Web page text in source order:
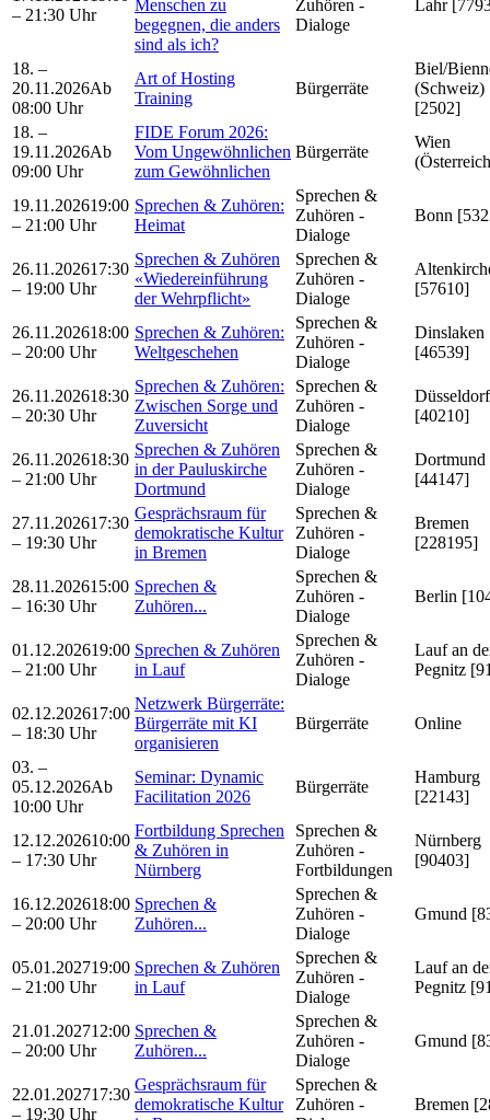
– 21:30 Uhr
Menschen zu
begegnen, die anders
sind als ich?
Zuhören -
Dialoge
Lahr
18. –
20.11.2026Ab
08:00 Uhr
Art of Hosting
Training
Bürgerräte
Biel/
(Schweiz)
[2502]
18. –
19.11.2026Ab
09:00 Uhr
FIDE Forum 2026:
Vom Ungewöhnlichen
zum Gewöhnlichen
Bürgerräte
Wien
19.11.202619:00
– 21:00 Uhr
Sprechen & Zuhören:
Heimat
Sprechen &
Zuhören -
Dialoge
Bonn
26.11.202617:30
– 19:00 Uhr
Sprechen & Zuhören
«Wiedereinführung
der Wehrpflicht»
Sprechen &
Zuhören -
Dialoge
[57610]
26.11.202618:00
– 20:00 Uhr
Sprechen & Zuhören:
Weltgeschehen
Sprechen &
Zuhören -
Dialoge
Dinslaken
[46539]
26.11.202618:30
– 20:30 Uhr
Sprechen & Zuhören:
Zwischen Sorge und
Zuversicht
Sprechen &
Zuhören -
Dialoge
Düsseldorf
[40210]
26.11.202618:30
– 21:00 Uhr
Sprechen & Zuhören
in der Pauluskirche
Dortmund
Sprechen &
Zuhören -
Dialoge
Dortmund
[44147]
27.11.202617:30
– 19:30 Uhr
Gesprächsraum für
demokratische Kultur
in Bremen
Sprechen &
Zuhören -
Dialoge
Bremen
[228195]
28.11.202615:00
– 16:30 Uhr
Sprechen &
Zuhören...
Sprechen &
Zuhören -
Dialoge
Berlin
01.12.202619:00
– 21:00 Uhr
Sprechen & Zuhören
in Lauf
Sprechen &
Zuhören -
Dialoge
Lauf an
Pegnitz
02.12.202617:00
– 18:30 Uhr
Netzwerk Bürgerräte:
Bürgerräte mit KI
organisieren
Bürgerräte Online
03. –
05.12.2026Ab
10:00 Uhr
Seminar: Dynamic
Facilitation 2026
Bürgerräte
Hamburg
[22143]
12.12.202610:00
– 17:30 Uhr
Fortbildung Sprechen
& Zuhören in
Nürnberg
Sprechen &
Zuhören -
Fortbildungen
Nürnberg
[90403]
16.12.202618:00
– 20:00 Uhr
Sprechen &
Zuhören...
Sprechen &
Zuhören -
Dialoge
Gmund
05.01.202719:00
– 21:00 Uhr
Sprechen & Zuhören
in Lauf
Sprechen &
Zuhören -
Dialoge
Lauf an
Pegnitz
21.01.202712:00
– 20:00 Uhr
Sprechen &
Zuhören...
Sprechen &
Zuhören -
Dialoge
Gmund
22.01.202717:30
– 19:30 Uhr
Gesprächsraum für
demokratische Kultur
Sprechen &
Zuhören -
Bremen